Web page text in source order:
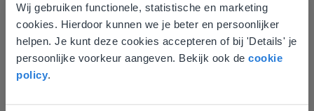
Wij gebruiken functionele, statistische en marketing
cookies. Hierdoor kunnen we je beter en persoonlijker
helpen. Je kunt deze cookies accepteren of bij 'Details' je
persoonlijke voorkeur aangeven. Bekijk ook de cookie
policy
Dankzij Gynzy betrek ik steeds alle leerlingen bij de les.
Nog meer zelfs, dankzij de adaptiviteit gaat elke
leerling op zijn/haar eigen niveau en werktempo aan
de slag.
Juf Paulien
Deze website komt niet
overeen met je locatie
Gezien je locatie, denken we dat je misschien
liever naar de website voor English gaat. Hier